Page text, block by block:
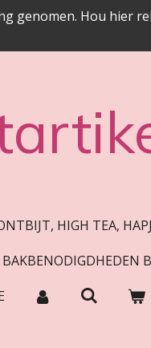
genomen. Hou hier
HIGH TEA,
BAKBENODIGDHEDEN